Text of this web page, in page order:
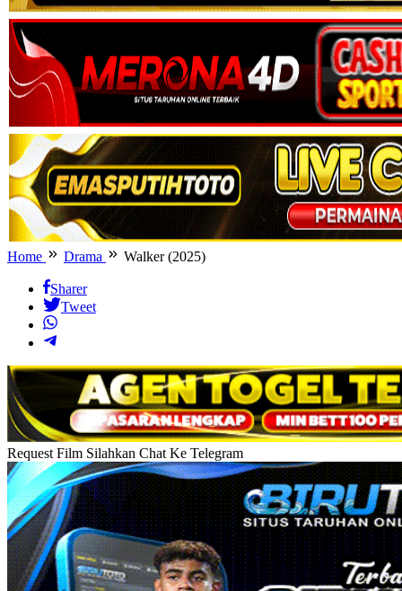
Home Drama Walker (2025)
Sharer
Tweet
Request Film Silahkan Chat Ke Telegram